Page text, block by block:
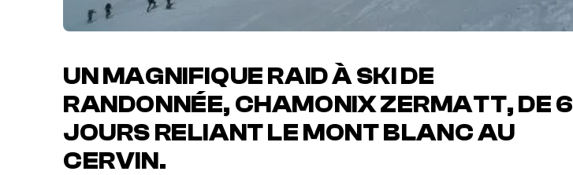
UN MAGNIFIQUE RAID À SKI DE
RANDONNÉE, CHAMONIX ZERMATT, DE 6
JOURS RELIANT LE MONT BLANC AU
CERVIN.